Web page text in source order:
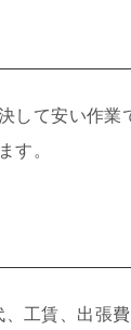
して安い作
す。
、工賃、出張